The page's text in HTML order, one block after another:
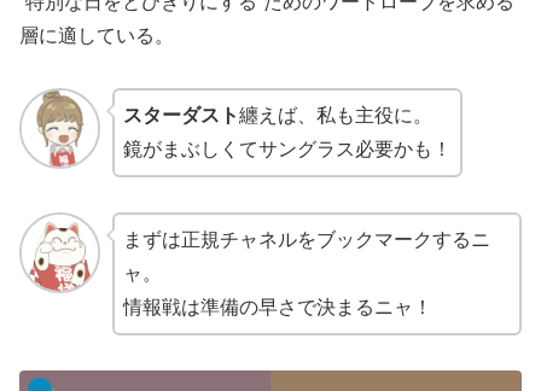
層に適している。
スターダスト纏えば、私も主役に。
鏡がまぶしくてサングラス必要かも！
まずは正規チャネルをブックマークするニ
ャ。
情報戦は準備の早さで決まるニャ！